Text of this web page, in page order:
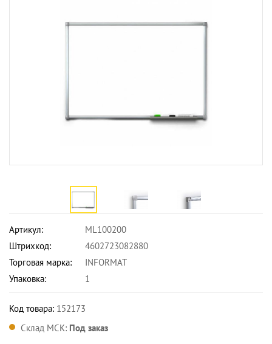
Артикул:
ML100200
Штрихкод:
4602723082880
Торговая марка:
INFORMAT
Упаковка:
1
Код товара: 152173
Склад МСК: Под заказ